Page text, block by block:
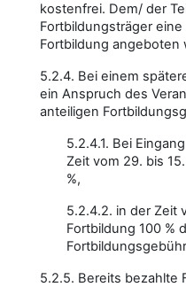
kostenfrei. Dem/ der
Fortbildungsträger
Fortbildung angeboten
5.2.4. Bei einem
ein Anspruch des
anteiligen
5.2.4.1. Bei
Zeit vom 29. bis
%,
5.2.4.2. in der Zeit
Fortbildung 100 %
5.2.5. Bereits bezahlte